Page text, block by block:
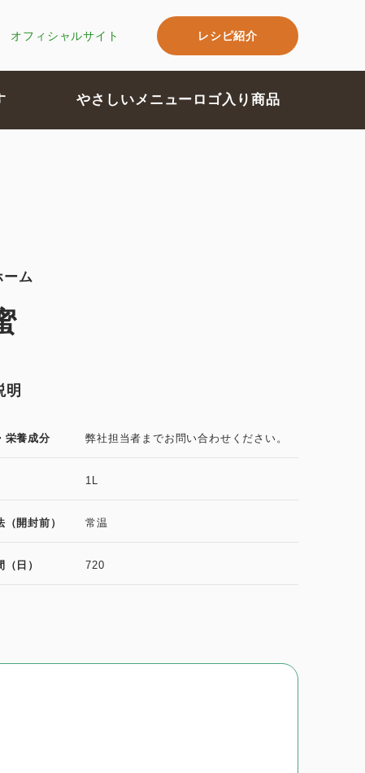
オフィシャルサイト レシピ紹介
やさしいメニューロゴ入り商品
ーム
明
栄養成分 弊社担当者までお問い合わせください。
1L
開封前） 常温
日） 720